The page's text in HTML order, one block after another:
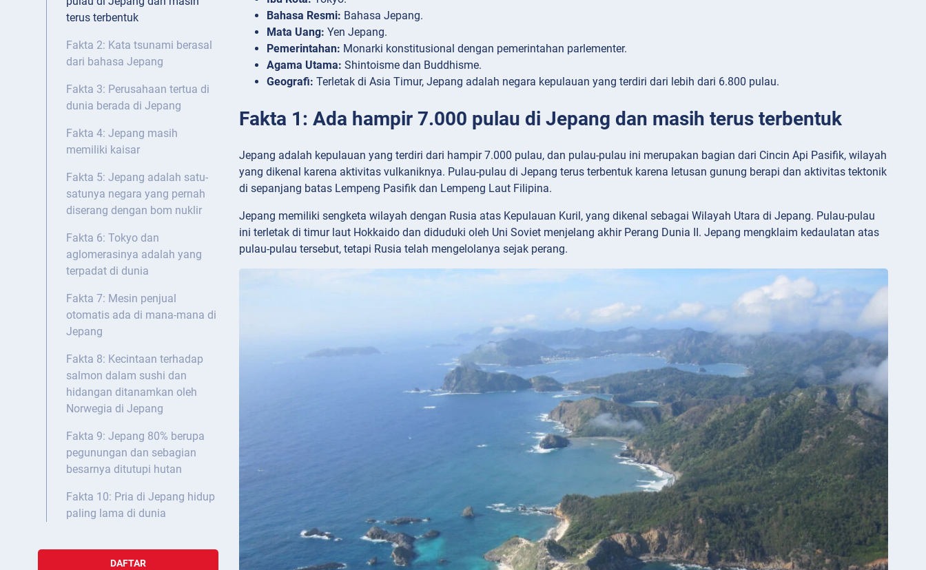
terus terbentuk
Fakta 2: Kata tsunami berasal
dari bahasa Jepang
Fakta 3: Perusahaan tertua di
dunia berada di Jepang
Fakta 4: Jepang masih
memiliki kaisar
Fakta 5: Jepang adalah satu-
satunya negara yang pernah
diserang dengan bom nuklir
Fakta 6: Tokyo dan
aglomerasinya adalah yang
terpadat di dunia
Fakta 7: Mesin penjual
otomatis ada di mana-mana di
Jepang
Fakta 8: Kecintaan terhadap
salmon dalam sushi dan
hidangan ditanamkan oleh
Norwegia di Jepang
Fakta 9: Jepang 80% berupa
pegunungan dan sebagian
besarnya ditutupi hutan
Fakta 10: Pria di Jepang hidup
paling lama di dunia
DAFTAR
Bahasa Resmi: Bahasa Jepang.
Mata Uang: Yen Jepang.
Pemerintahan: Monarki konstitusional dengan pemerintahan parlementer.
Agama Utama: Shintoisme dan Buddhisme.
Geografi: Terletak di Asia Timur, Jepang adalah negara kepulauan yang terdiri dari lebih dari 6.800 pulau.
Fakta 1: Ada hampir 7.000 pulau di Jepang dan masih terus terbentuk
Jepang adalah kepulauan yang terdiri dari hampir 7.000 pulau, dan pulau-pulau ini merupakan bagian dari Cincin Api Pasifik, wilayah
yang dikenal karena aktivitas vulkaniknya. Pulau-pulau di Jepang terus terbentuk karena letusan gunung berapi dan aktivitas tektonik
di sepanjang batas Lempeng Pasifik dan Lempeng Laut Filipina.
Jepang memiliki sengketa wilayah dengan Rusia atas Kepulauan Kuril, yang dikenal sebagai Wilayah Utara di Jepang. Pulau-pulau
ini terletak di timur laut Hokkaido dan diduduki oleh Uni Soviet menjelang akhir Perang Dunia II. Jepang mengklaim kedaulatan atas
pulau-pulau tersebut, tetapi Rusia telah mengelolanya sejak perang.